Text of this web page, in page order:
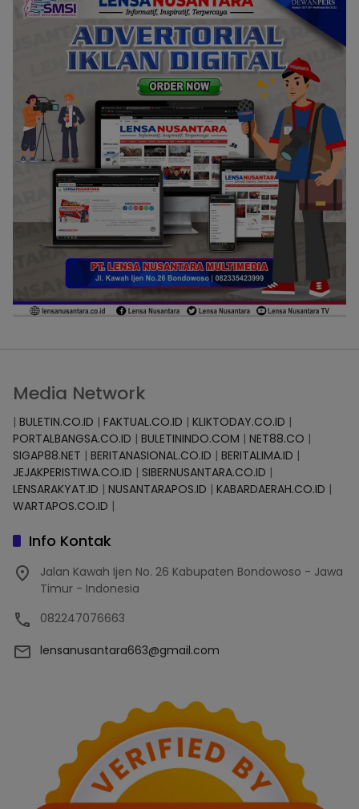
Media Network
| BULETIN.CO.ID | FAKTUAL.CO.ID | KLIKTODAY.CO.ID |
PORTALBANGSA.CO.ID | BULETININDO.COM | NET88.CO |
SIGAP88.NET | BERITANASIONAL.CO.ID | BERITALIMA.ID |
JEJAKPERISTIWA.CO.ID | SIBERNUSANTARA.CO.ID |
LENSARAKYAT.ID | NUSANTARAPOS.ID | KABARDAERAH.CO.ID |
WARTAPOS.CO.ID |
Info Kontak
Jalan Kawah Ijen No. 26 Kabupaten Bondowoso - Jawa
Timur - Indonesia
082247076663
lensanusantara663@gmail.com